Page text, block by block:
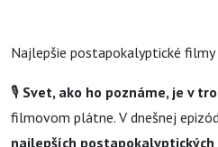
Najlepšie postapokalyptické filmy
🎙️ Svet, ako ho poznáme, je v
filmovom plátne. V dnešnej
najlepších